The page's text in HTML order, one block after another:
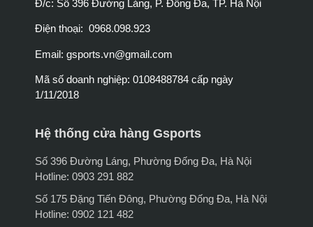
Đ/c: Số 396 Đường Láng, P. Đống Đa, TP. Hà Nội
Điện thoại: 0968.098.923
Email: gsports.vn@gmail.com
Mã số doanh nghiệp: 0108488784 cấp ngày
1/11/2018
Hệ thống cửa hàng Gsports
Số 396 Đường Láng, Phường Đống Đa, Hà Nội
Hotline: 0903 291 882
Số 175 Đặng Tiến Đông, Phường Đống Đa, Hà Nội
Hotline: 0902 121 482